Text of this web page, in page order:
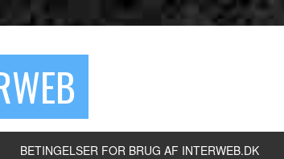
BETINGELSER FOR BRUG AF INTERWEB.DK